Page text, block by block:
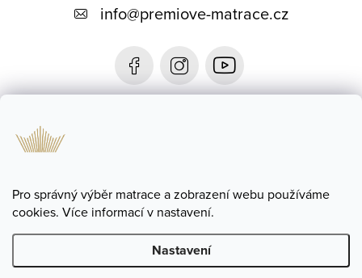
Pro správný výběr matrace a zobrazení webu používáme
cookies. Více informací v nastavení.
Nastavení
í
Informace
info@premiove-matrace.cz